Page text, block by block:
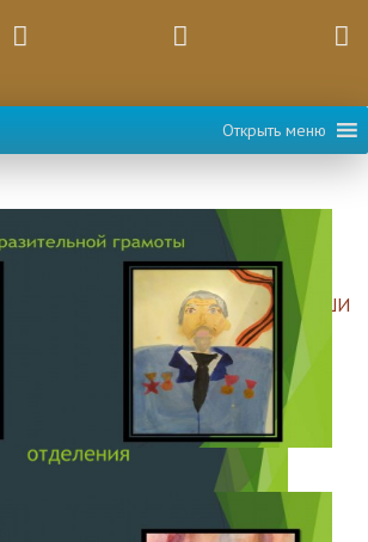
Открыть меню
Выставка
Автор:Сходненская ДШИ